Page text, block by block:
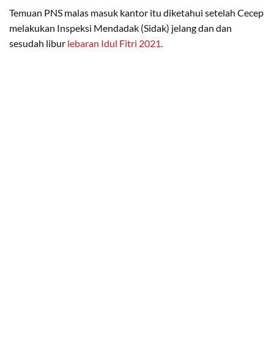
Temuan PNS malas masuk kantor itu diketahui setelah Cecep
melakukan Inspeksi Mendadak (Sidak) jelang dan dan
sesudah libur lebaran Idul Fitri 2021.